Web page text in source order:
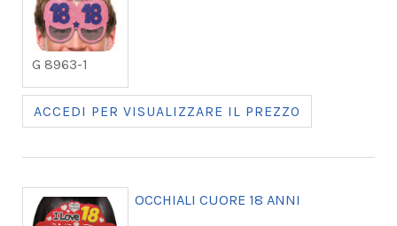
G 8963-1
ACCEDI PER VISUALIZZARE IL PREZZO
OCCHIALI CUORE 18 ANNI